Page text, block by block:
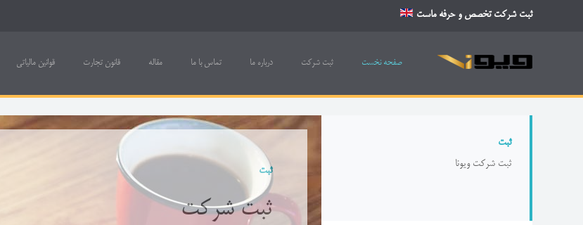
ثبت شرکت تخصص و حرفه ماست
صفحه نخست ثبت شرکت درباره ما تماس با ما مقاله قانون تجارت قوانین مالیاتی
ثبت
ثبت شرکت ویونا
ثبت
ثبت شرکت